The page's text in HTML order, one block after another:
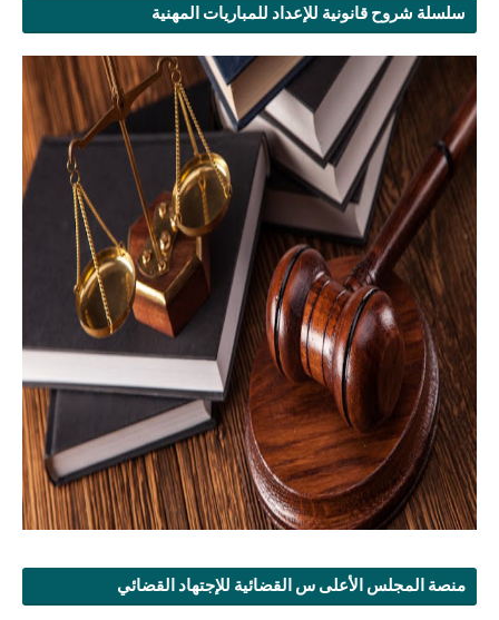
سلسلة شروح قانونية للإعداد للمباريات المهنية
منصة المجلس الأعلى س القضائية للإجتهاد القضائي